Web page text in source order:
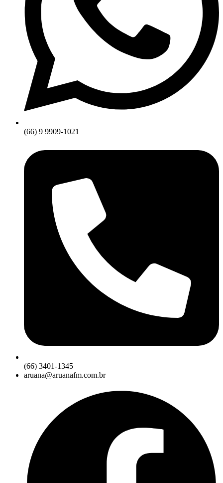
(66) 9 9909-1021
(66) 3401-1345
aruana@aruanafm.com.br